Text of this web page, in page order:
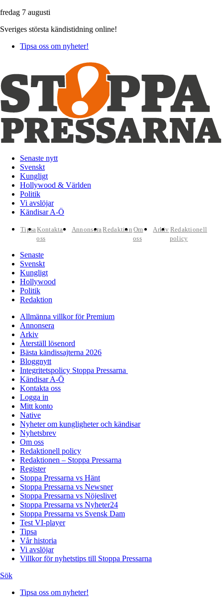
fredag 7 augusti
Sveriges största kändistidning online!
Tipsa oss om nyheter!
Senaste nytt
Svenskt
Kungligt
Hollywood & Världen
Politik
Vi avslöjar
Kändisar A-Ö
TipsaKontakta
oss
AnnonseraRedaktion Om
oss
Arkiv Redaktionell
policy
Senaste
Svenskt
Kungligt
Hollywood
Politik
Redaktion
Allmänna villkor för Premium
Annonsera
Arkiv
Återställ lösenord
Bästa kändissajterna 2026
Bloggnytt
Integritetspolicy Stoppa Pressarna
Kändisar A-Ö
Kontakta oss
Logga in
Mitt konto
Native
Nyheter om kungligheter och kändisar
Nyhetsbrev
Om oss
Redaktionell policy
Redaktionen – Stoppa Pressarna
Register
Stoppa Pressarna vs Hänt
Stoppa Pressarna vs Newsner
Stoppa Pressarna vs Nöjeslivet
Stoppa Pressarna vs Nyheter24
Stoppa Pressarna vs Svensk Dam
Test VI-player
Tipsa
Vår historia
Vi avslöjar
Villkor för nyhetstips till Stoppa Pressarna
Sök
Tipsa oss om nyheter!